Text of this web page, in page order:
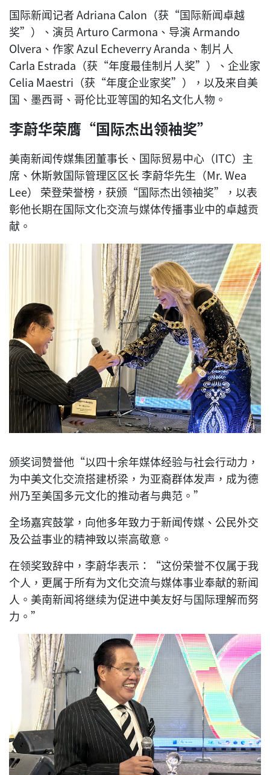
国际新闻记者 Adriana Calon（获“国际新闻卓越
奖”）、演员 Arturo Carmona、导演 Armando
Olvera、作家 Azul Echeverry Aranda、制片人
Carla Estrada（获“年度最佳制片人奖”）、企业家
Celia Maestri（获“年度企业家奖”），以及来自美
国、墨西哥、哥伦比亚等国的知名文化人物。
李蔚华荣膺“国际杰出领袖奖”
美南新闻传媒集团董事长、国际贸易中心（ITC）主
席、休斯敦国际管理区区长 李蔚华先生（Mr. Wea
Lee） 荣登荣誉榜，获颁“国际杰出领袖奖”，以表
彰他长期在国际文化交流与媒体传播事业中的卓越贡
献。
颁奖词赞誉他“以四十余年媒体经验与社会行动力，
为中美文化交流搭建桥梁，为亚裔群体发声，成为德
州乃至美国多元文化的推动者与典范。”
全场嘉宾鼓掌，向他多年致力于新闻传媒、公民外交
及公益事业的精神致以崇高敬意。
在领奖致辞中，李蔚华表示：“这份荣誉不仅属于我
个人，更属于所有为文化交流与媒体事业奉献的新闻
人。美南新闻将继续为促进中美友好与国际理解而努
力。”